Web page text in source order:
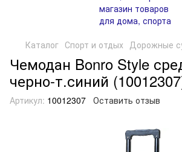
Каталог Спорт и отдых Дорожные
Чемодан Bonro Style
черно-т.синий
Артикул: 10012307 Оставить отзыв